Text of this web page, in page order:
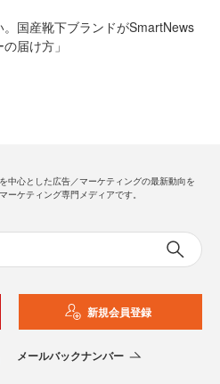
国産靴下ブランドがSmartNews
届け方」
中心とした広告／マーケティングの最新動向を
ーケティング専門メディアです。
新規会員登録
メールバックナンバー